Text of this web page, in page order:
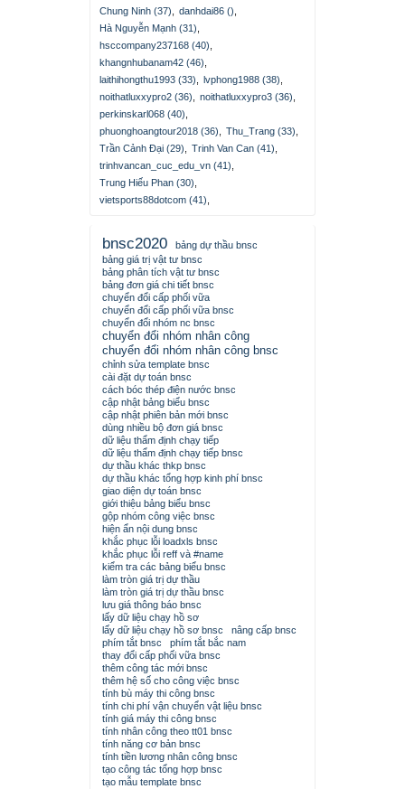
Chung Ninh (37)
danhdai86 ()
Hà Nguyễn Mạnh (31)
hsccompany237168 (40)
khangnhubanam42 (46)
laithihongthu1993 (33)
lvphong1988 (38)
noithatluxxypro2 (36)
noithatluxxypro3 (36)
perkinskarl068 (40)
phuonghoangtour2018 (36)
Thu_Trang (33)
Trần Cảnh Đại (29)
Trinh Van Can (41)
trinhvancan_cuc_edu_vn (41)
Trung Hiếu Phan (30)
vietsports88dotcom (41)
bnsc2020
bảng dự thầu bnsc
bảng giá trị vật tư bnsc
bảng phân tích vật tư bnsc
bảng đơn giá chi tiết bnsc
chuyển đổi cấp phối vữa
chuyển đổi cấp phối vữa bnsc
chuyển đổi nhóm nc bnsc
chuyển đổi nhóm nhân công
chuyển đổi nhóm nhân công bnsc
chỉnh sửa template bnsc
cài đặt dự toán bnsc
cách bóc thép điện nước bnsc
cập nhật bảng biểu bnsc
cập nhật phiên bản mới bnsc
dùng nhiều bộ đơn giá bnsc
dữ liệu thẩm định chạy tiếp
dữ liệu thẩm định chạy tiếp bnsc
dự thầu khác thkp bnsc
dự thầu khác tổng hợp kinh phí bnsc
giao diện dự toán bnsc
giới thiệu bảng biểu bnsc
gộp nhóm công việc bnsc
hiện ẩn nội dung bnsc
khắc phục lỗi loadxls bnsc
khắc phục lỗi reff và #name
kiểm tra các bảng biểu bnsc
làm tròn giá trị dự thầu
làm tròn giá trị dự thầu bnsc
lưu giá thông báo bnsc
lấy dữ liệu chạy hồ sơ
lấy dữ liệu chạy hồ sơ bnsc
nâng cấp bnsc
phím tắt bnsc
phím tắt bắc nam
thay đổi cấp phối vữa bnsc
thêm công tác mới bnsc
thêm hệ số cho công việc bnsc
tính bù máy thi công bnsc
tính chi phí vận chuyển vật liệu bnsc
tính giá máy thi công bnsc
tính nhân công theo tt01 bnsc
tính năng cơ bản bnsc
tính tiền lương nhân công bnsc
tạo công tác tổng hợp bnsc
tạo mẫu template bnsc